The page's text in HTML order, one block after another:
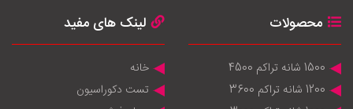
محصولات
1500 شانه تراکم 4500
1200 شانه تراکم 3600
لینک های مفید
خانه
تست دکوراسیون